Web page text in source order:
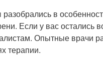
в
Если у вас остались
Опытные врачи
терапии.